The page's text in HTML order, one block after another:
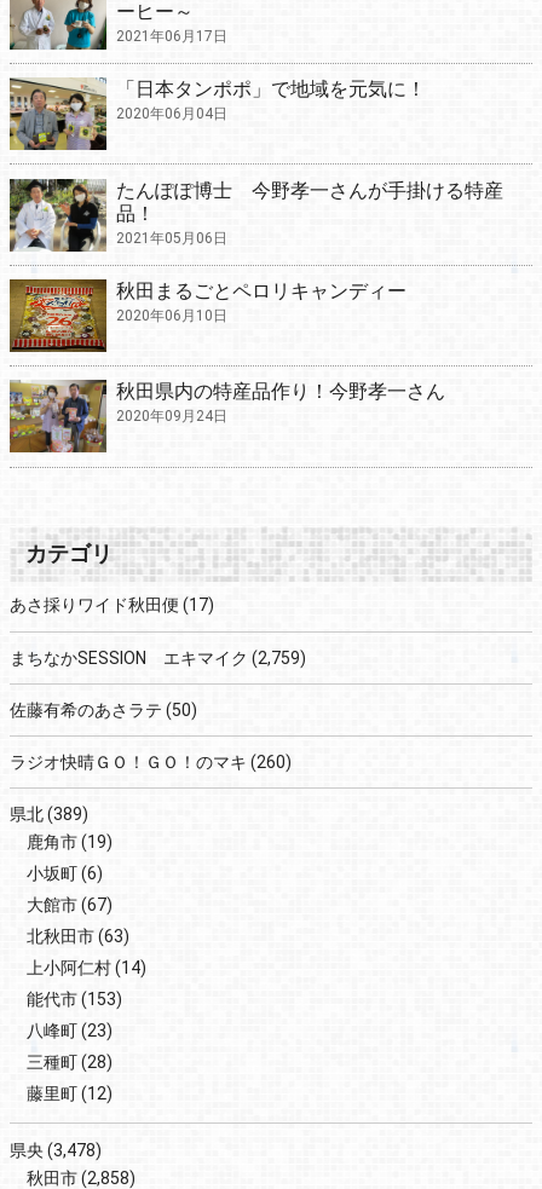
ーヒー～
2021年06月17日
「日本タンポポ」で地域を元気に！
2020年06月04日
たんぽぽ博士 今野孝一さんが手掛ける特産
品！
2021年05月06日
秋田まるごとペロリキャンディー
2020年06月10日
秋田県内の特産品作り！今野孝一さん
2020年09月24日
カテゴリ
あさ採りワイド秋田便 (17)
まちなかSESSION エキマイク (2,759)
佐藤有希のあさラテ (50)
ラジオ快晴ＧＯ！ＧＯ！のマキ (260)
県北(389)
鹿角市(19)
小坂町(6)
大館市(67)
北秋田市(63)
上小阿仁村(14)
能代市(153)
八峰町(23)
三種町(28)
藤里町(12)
県央(3,478)
秋田市(2,858)